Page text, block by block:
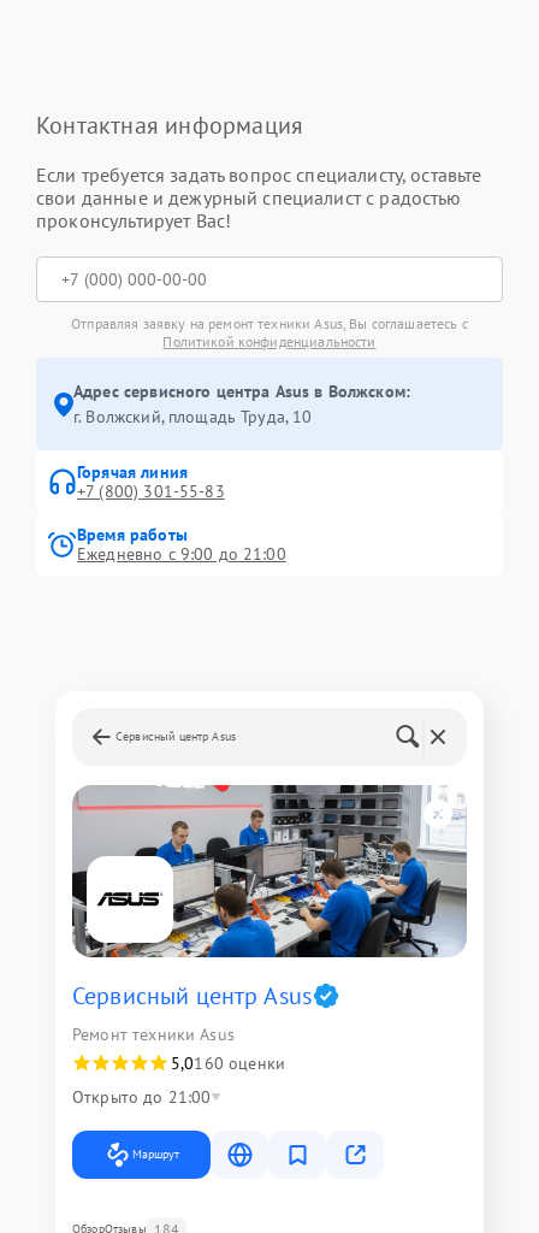
Контактная информация
Если требуется задать вопрос специалисту, оставьте
свои данные и дежурный специалист с радостью
проконсультирует Вас!
Отправляя заявку на ремонт техники Asus, Вы соглашаетесь с
Политикой конфиденциальности
Адрес сервисного центра Asus в Волжском:
г. Волжский, площадь Труда, 10
Горячая линия
+7 (800) 301-55-83
Время работы
Ежедневно с 9:00 до 21:00
Сервисный центр Asus
Сервисный центр Asus
Ремонт техники Asus
5,0160 оценки
Открыто до 21:00
Маршрут
ОбзорОтзывы 184